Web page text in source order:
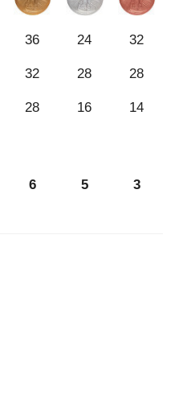
36 24 32
32 28 28
28 16 14
6 5 3